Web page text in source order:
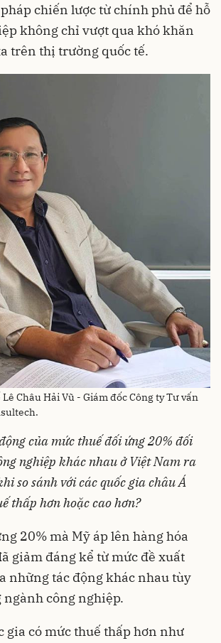
chiến lược từ chính phủ để hỗ
không chỉ vượt qua khó khăn
trên thị trường quốc tế.
Châu Hải Vũ - Giám đốc Công ty Tư vấn
của mức thuế đối ứng 20% đối
nghiệp khác nhau ở Việt Nam ra
so sánh với các quốc gia châu Á
thấp hơn hoặc cao hơn?
20% mà Mỹ áp lên hàng hóa
giảm đáng kể từ mức đề xuất
những tác động khác nhau tùy
ngành công nghiệp.
gia có mức thuế thấp hơn như